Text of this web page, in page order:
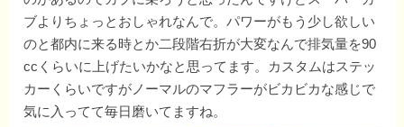
ブよりちょっとおしゃれなんで。パワーがもう少し欲しい
のと都内に来る時とか二段階右折が大変なんで排気量を90
ccくらいに上げたいかなと思ってます。カスタムはステッ
カーくらいですがノーマルのマフラーがビカビカな感じで
気に入ってて毎日磨いてますね。